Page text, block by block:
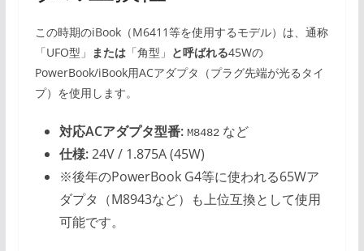
この時期のiBook（M6411等を使用するモデル）は、通称
「UFO型」 または「角型」 と呼ばれる45Wの
PowerBook/iBook用ACアダプタ（プラグ先端が光るタイ
プ）を使用します。
対応ACアダプタ型番: M8482など
仕様:24V / 1.875A (45W)
※後年のPowerBook G4等に使われる65Wア
ダプタ（M8943など）も上位互換として使用
可能です。